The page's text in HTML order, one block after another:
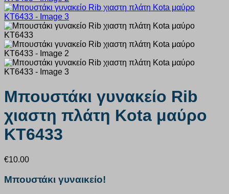
Μπουστάκι γυνακείο Rib
χιαστη πλάτη Kota μαύρο
KT6433
€10.00
Μπουστάκι γυναικείο!